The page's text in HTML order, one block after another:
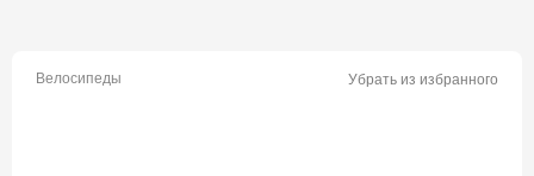
Велосипеды Убрать из избранного